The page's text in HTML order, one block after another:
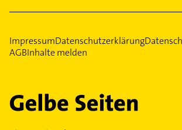
ImpressumDatenschutzerklärung
AGBInhalte melden